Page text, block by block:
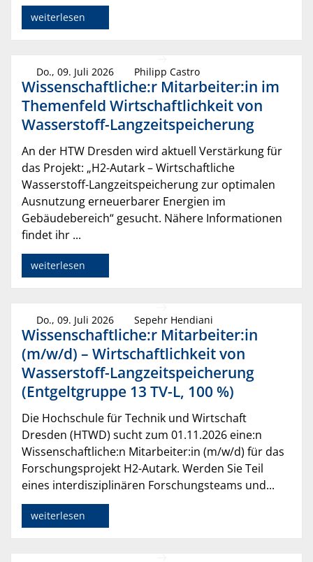
weiterlesen
Do., 09. Juli 2026 Philipp Castro
Wissenschaftliche:r Mitarbeiter:in im
Themenfeld Wirtschaftlichkeit von
Wasserstoff-Langzeitspeicherung
An der HTW Dresden wird aktuell Verstärkung für
das Projekt: „H2-Autark – Wirtschaftliche
Wasserstoff-Langzeitspeicherung zur optimalen
Ausnutzung erneuerbarer Energien im
Gebäudebereich“ gesucht. Nähere Informationen
findet ihr ...
weiterlesen
Do., 09. Juli 2026 Sepehr Hendiani
Wissenschaftliche:r Mitarbeiter:in
(m/w/d) – Wirtschaftlichkeit von
Wasserstoff-Langzeitspeicherung
(Entgeltgruppe 13 TV-L, 100 %)
Die Hochschule für Technik und Wirtschaft
Dresden (HTWD) sucht zum 01.11.2026 eine:n
Wissenschaftliche:n Mitarbeiter:in (m/w/d) für das
Forschungsprojekt H2-Autark. Werden Sie Teil
eines interdisziplinären Forschungsteams und...
weiterlesen